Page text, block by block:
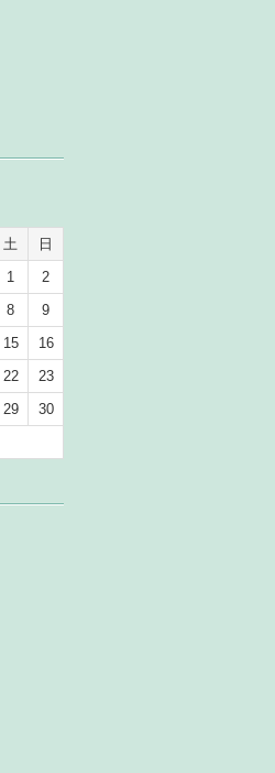
土
日
1
2
8
9
15
16
22
23
29
30